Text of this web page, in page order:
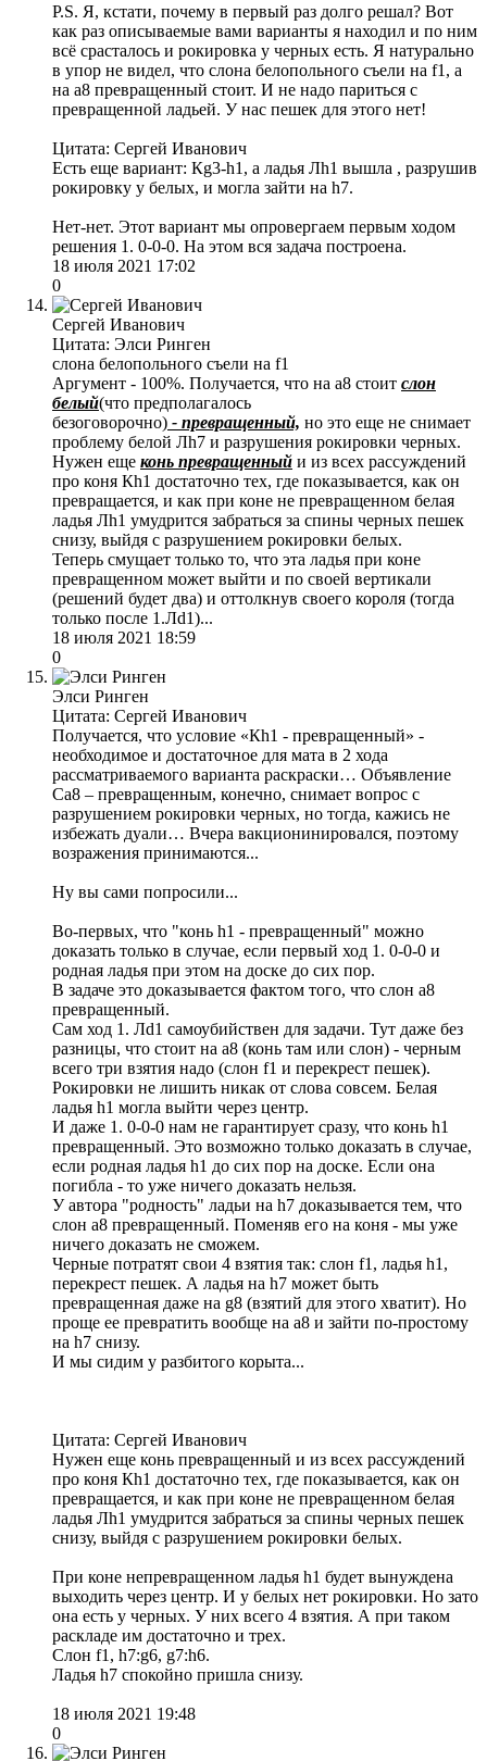
P.S. Я, кстати, почему в первый раз долго решал? Вот
как раз описываемые вами варианты я находил и по ним
всё срасталось и рокировка у черных есть. Я натурально
в упор не видел, что слона белопольного съели на f1, а
на а8 превращенный стоит. И не надо париться с
превращенной ладьей. У нас пешек для этого нет!
Цитата: Сергей Иванович
Есть еще вариант: Кg3-h1, а ладья Лh1 вышла , разрушив
рокировку у белых, и могла зайти на h7.
Нет-нет. Этот вариант мы опровергаем первым ходом
решения 1. 0-0-0. На этом вся задача построена.
18 июля 2021 17:02
0
Сергей Иванович
Цитата: Элси Ринген
слона белопольного съели на f1
Аргумент - 100%. Получается, что на а8 стоит слон
белый(что предполагалось
безоговорочно) - превращенный, но это еще не снимает
проблему белой Лh7 и разрушения рокировки черных.
Нужен еще конь превращенный и из всех рассуждений
про коня Кh1 достаточно тех, где показывается, как он
превращается, и как при коне не превращенном белая
ладья Лh1 умудрится забраться за спины черных пешек
снизу, выйдя с разрушением рокировки белых.
Теперь смущает только то, что эта ладья при коне
превращенном может выйти и по своей вертикали
(решений будет два) и оттолкнув своего короля (тогда
только после 1.Лd1)...
18 июля 2021 18:59
0
Элси Ринген
Цитата: Сергей Иванович
Получается, что условие «Кh1 - превращенный» -
необходимое и достаточное для мата в 2 хода
рассматриваемого варианта раскраски… Объявление
Са8 – превращенным, конечно, снимает вопрос с
разрушением рокировки черных, но тогда, кажись не
избежать дуали… Вчера вакционинировался, поэтому
возражения принимаются...
Ну вы сами попросили...
Во-первых, что "конь h1 - превращенный" можно
доказать только в случае, если первый ход 1. 0-0-0 и
родная ладья при этом на доске до сих пор.
В задаче это доказывается фактом того, что слон а8
превращенный.
Сам ход 1. Лd1 самоубийствен для задачи. Тут даже без
разницы, что стоит на а8 (конь там или слон) - черным
всего три взятия надо (слон f1 и перекрест пешек).
Рокировки не лишить никак от слова совсем. Белая
ладья h1 могла выйти через центр.
И даже 1. 0-0-0 нам не гарантирует сразу, что конь h1
превращенный. Это возможно только доказать в случае,
если родная ладья h1 до сих пор на доске. Если она
погибла - то уже ничего доказать нельзя.
У автора "родность" ладьи на h7 доказывается тем, что
слон а8 превращенный. Поменяв его на коня - мы уже
ничего доказать не сможем.
Черные потратят свои 4 взятия так: слон f1, ладья h1,
перекрест пешек. А ладья на h7 может быть
превращенная даже на g8 (взятий для этого хватит). Но
проще ее превратить вообще на а8 и зайти по-простому
на h7 снизу.
И мы сидим у разбитого корыта...
Цитата: Сергей Иванович
Нужен еще конь превращенный и из всех рассуждений
про коня Кh1 достаточно тех, где показывается, как он
превращается, и как при коне не превращенном белая
ладья Лh1 умудрится забраться за спины черных пешек
снизу, выйдя с разрушением рокировки белых.
При коне непревращенном ладья h1 будет вынуждена
выходить через центр. И у белых нет рокировки. Но зато
она есть у черных. У них всего 4 взятия. А при таком
раскладе им достаточно и трех.
Слон f1, h7:g6, g7:h6.
Ладья h7 спокойно пришла снизу.
18 июля 2021 19:48
0